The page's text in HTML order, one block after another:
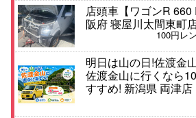
店頭車【ワゴンR
阪府 寝屋川太間東町
100円レ
明日は山の日!佐渡金
佐渡金山に行くなら
すすめ! 新潟県 両津店